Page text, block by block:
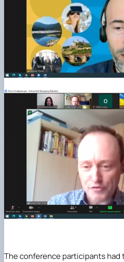
The conference participants